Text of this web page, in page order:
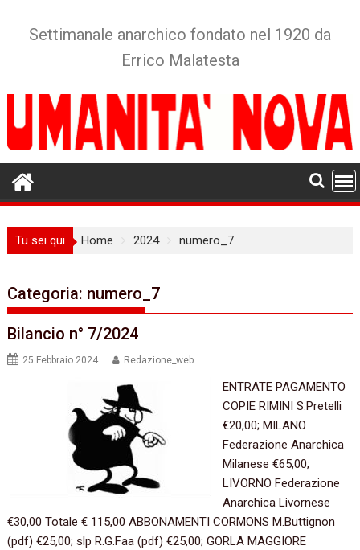
Settimanale anarchico fondato nel 1920 da
Errico Malatesta
Tu sei qui Home 2024 numero_7
Categoria: numero_7
Bilancio n° 7/2024
25 Febbraio 2024 Redazione_web
ENTRATE PAGAMENTO
COPIE RIMINI S.Pretelli
€20,00; MILANO
Federazione Anarchica
Milanese €65,00;
LIVORNO Federazione
Anarchica Livornese
€30,00 Totale € 115,00 ABBONAMENTI CORMONS M.Buttignon
(pdf) €25,00; slp R.G.Faa (pdf) €25,00; GORLA MAGGIORE